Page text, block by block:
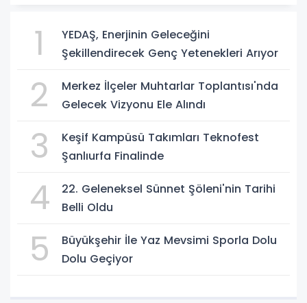
1
YEDAŞ, Enerjinin Geleceğini
Şekillendirecek Genç Yetenekleri Arıyor
2
Merkez İlçeler Muhtarlar Toplantısı'nda
Gelecek Vizyonu Ele Alındı
3
Keşif Kampüsü Takımları Teknofest
Şanlıurfa Finalinde
4
22. Geleneksel Sünnet Şöleni'nin Tarihi
Belli Oldu
5
Büyükşehir İle Yaz Mevsimi Sporla Dolu
Dolu Geçiyor